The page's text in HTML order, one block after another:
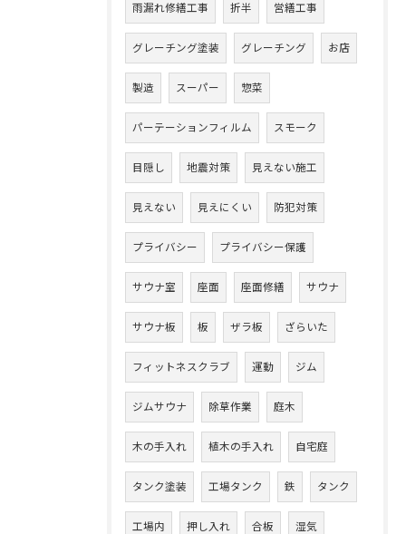
雨漏れ修繕工事 折半 営繕工事
グレーチング塗装 グレーチング お店
製造 スーパー 惣菜
パーテーションフィルム スモーク
目隠し 地震対策 見えない施工
見えない 見えにくい 防犯対策
プライバシー プライバシー保護
サウナ室 座面 座面修繕 サウナ
サウナ板 板 ザラ板 ざらいた
フィットネスクラブ 運動 ジム
ジムサウナ 除草作業 庭木
木の手入れ 植木の手入れ 自宅庭
タンク塗装 工場タンク 鉄 タンク
工場内 押し入れ 合板 湿気